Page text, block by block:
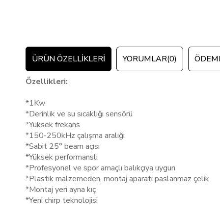
ÜRÜN ÖZELLIKLERI YORUMLAR(0)
Özellikleri:
*1Kw
*Derinlik ve su sıcaklığı sensörü
*Yüksek frekans
*150-250kHz çalışma aralığı
*Sabit 25° beam açısı
*Yüksek performanslı
*Profesyonel ve spor amaçlı balıkçıya uygun
*Plastik malzemeden, montaj aparatı paslanmaz çelik
*Montaj yeri ayna kıç
*Yeni chirp teknolojisi